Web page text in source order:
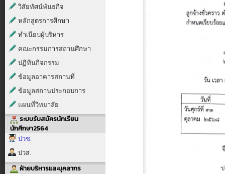
วิสัยทัศน์พันธกิจ
หลักสูตรการศึกษา
ทำเนียบผู้บริหาร
คณะกรรมการสถานศึกษา
ปฏิทินกิจกรรม
ข้อมูลอาคารสถานที่
ข้อมูลสถานประกอบการ
แผนที่วิทยาลัย
ระบบรับสมัครนักเรียน
นักศึกษา2564
ปวช.
ปวส.
ฝ่ายบริหารและบุคลากร